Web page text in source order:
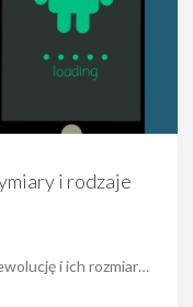
i rodzaje
i ich rozmiar…